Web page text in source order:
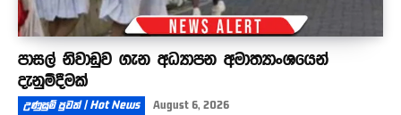
පාසල් නිවාඩුව ගැන අධ්‍යාපන අමාත්‍යාංශයෙන්
දැනුම්දීමක්
උණුසුම් පුවත් | Hot News August 6, 2026